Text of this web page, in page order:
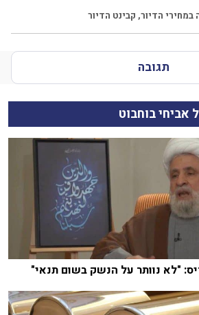
במחירי הדיור, קבינט הדיור
תגובה
אביחי בוחבוט
"לא נוותר על הנשק בשום תנאי"